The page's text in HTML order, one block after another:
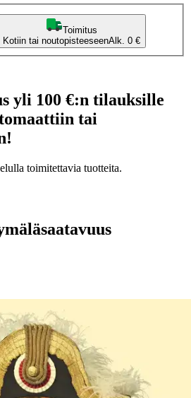
Toimitus
Kotiin tai noutopisteeseenAlk. 0 €
yli 100 €:n tilauksille
tai
toimitettavia tuotteita.